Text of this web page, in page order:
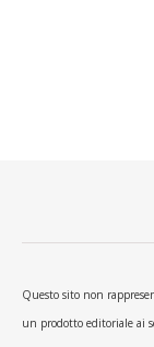
Questo sito non
un prodotto editoriale ai